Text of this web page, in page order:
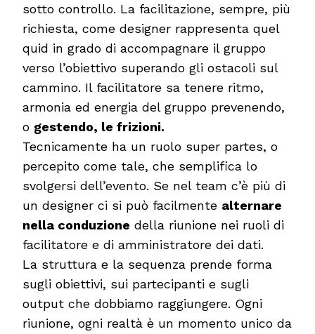
sotto controllo. La facilitazione, sempre, più
richiesta, come designer rappresenta quel
quid in grado di accompagnare il gruppo
verso l’obiettivo superando gli ostacoli sul
cammino. Il facilitatore sa tenere ritmo,
armonia ed energia del gruppo prevenendo,
o gestendo, le frizioni.
Tecnicamente ha un ruolo super partes, o
percepito come tale, che semplifica lo
svolgersi dell’evento. Se nel team c’è più di
un designer ci si può facilmente alternare
nella conduzione della riunione nei ruoli di
facilitatore e di amministratore dei dati.
La struttura e la sequenza prende forma
sugli obiettivi, sui partecipanti e sugli
output che dobbiamo raggiungere. Ogni
riunione, ogni realtà è un momento unico da